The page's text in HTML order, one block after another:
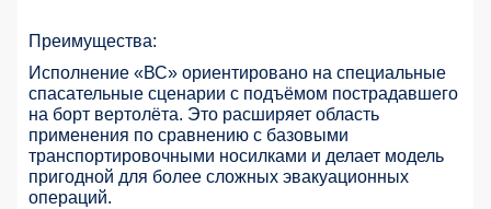
Преимущества:
Исполнение «ВС» ориентировано на специальные
спасательные сценарии с подъёмом пострадавшего
на борт вертолёта. Это расширяет область
применения по сравнению с базовыми
транспортировочными носилками и делает модель
пригодной для более сложных эвакуационных
операций.